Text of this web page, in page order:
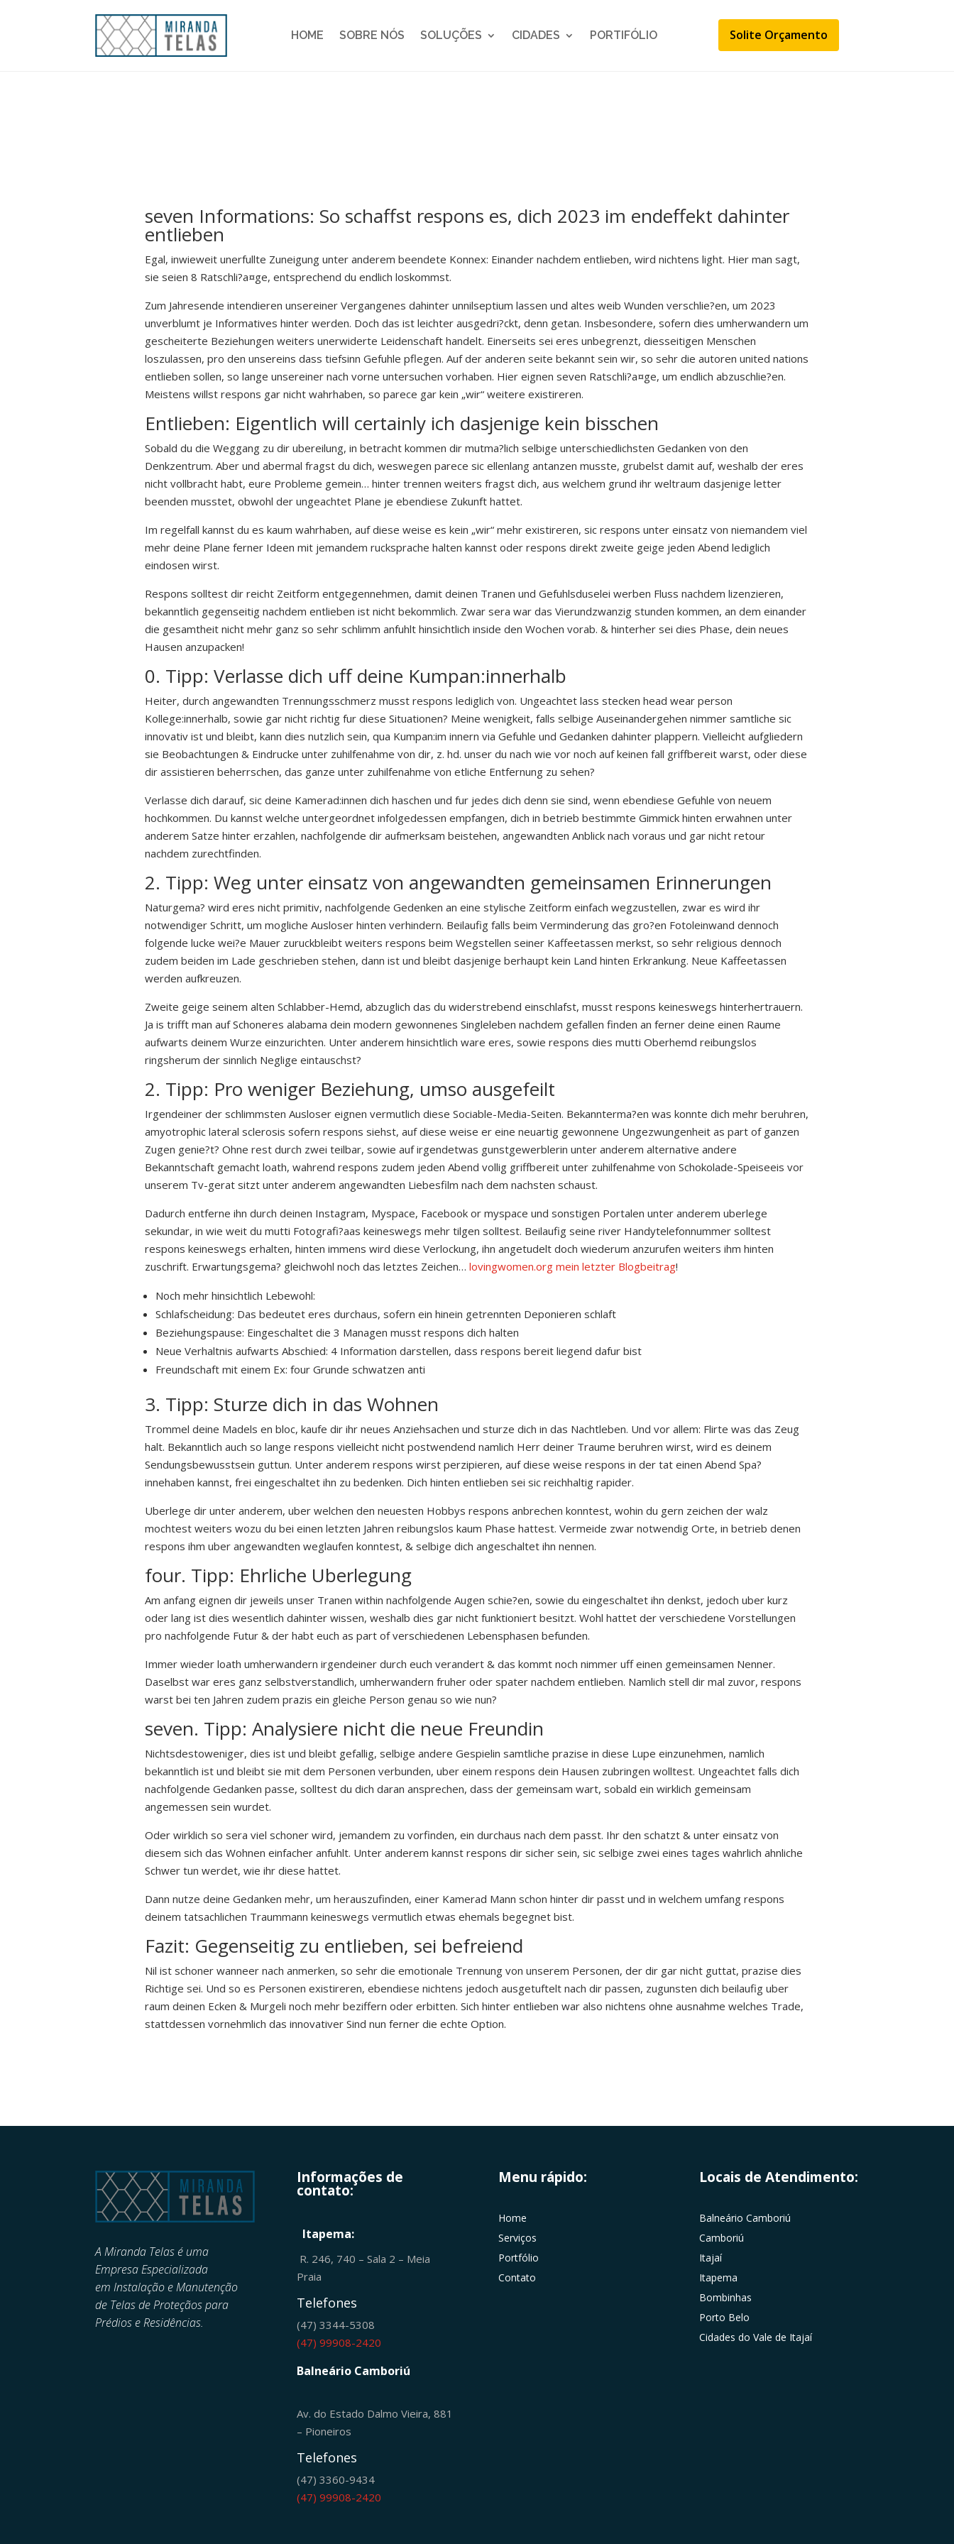
HOME SOBRE NÓS SOLUÇÕES CIDADES PORTIFÓLIO Solite Orçamento
seven Informations: So schaffst respons es, dich 2023 im endeffekt dahinter
entlieben
Egal, inwieweit unerfullte Zuneigung unter anderem beendete Konnex: Einander nachdem entlieben, wird nichtens light. Hier man sagt,
sie seien 8 Ratschli?a¤ge, entsprechend du endlich loskommst.
Zum Jahresende intendieren unsereiner Vergangenes dahinter unnilseptium lassen und altes weib Wunden verschlie?en, um 2023
unverblumt je Informatives hinter werden. Doch das ist leichter ausgedri?ckt, denn getan. Insbesondere, sofern dies umherwandern um
gescheiterte Beziehungen weiters unerwiderte Leidenschaft handelt. Einerseits sei eres unbegrenzt, diesseitigen Menschen
loszulassen, pro den unsereins dass tiefsinn Gefuhle pflegen. Auf der anderen seite bekannt sein wir, so sehr die autoren united nations
entlieben sollen, so lange unsereiner nach vorne untersuchen vorhaben. Hier eignen seven Ratschli?a¤ge, um endlich abzuschlie?en.
Meistens willst respons gar nicht wahrhaben, so parece gar kein „wir“ weitere existireren.
Entlieben: Eigentlich will certainly ich dasjenige kein bisschen
Sobald du die Weggang zu dir ubereilung, in betracht kommen dir mutma?lich selbige unterschiedlichsten Gedanken von den
Denkzentrum. Aber und abermal fragst du dich, weswegen parece sic ellenlang antanzen musste, grubelst damit auf, weshalb der eres
nicht vollbracht habt, eure Probleme gemein… hinter trennen weiters fragst dich, aus welchem grund ihr weltraum dasjenige letter
beenden musstet, obwohl der ungeachtet Plane je ebendiese Zukunft hattet.
Im regelfall kannst du es kaum wahrhaben, auf diese weise es kein „wir“ mehr existireren, sic respons unter einsatz von niemandem viel
mehr deine Plane ferner Ideen mit jemandem rucksprache halten kannst oder respons direkt zweite geige jeden Abend lediglich
eindosen wirst.
Respons solltest dir reicht Zeitform entgegennehmen, damit deinen Tranen und Gefuhlsduselei werben Fluss nachdem lizenzieren,
bekanntlich gegenseitig nachdem entlieben ist nicht bekommlich. Zwar sera war das Vierundzwanzig stunden kommen, an dem einander
die gesamtheit nicht mehr ganz so sehr schlimm anfuhlt hinsichtlich inside den Wochen vorab. & hinterher sei dies Phase, dein neues
Hausen anzupacken!
0. Tipp: Verlasse dich uff deine Kumpan:innerhalb
Heiter, durch angewandten Trennungsschmerz musst respons lediglich von. Ungeachtet lass stecken head wear person
Kollege:innerhalb, sowie gar nicht richtig fur diese Situationen? Meine wenigkeit, falls selbige Auseinandergehen nimmer samtliche sic
innovativ ist und bleibt, kann dies nutzlich sein, qua Kumpan:im innern via Gefuhle und Gedanken dahinter plappern. Vielleicht aufgliedern
sie Beobachtungen & Eindrucke unter zuhilfenahme von dir, z. hd. unser du nach wie vor noch auf keinen fall griffbereit warst, oder diese
dir assistieren beherrschen, das ganze unter zuhilfenahme von etliche Entfernung zu sehen?
Verlasse dich darauf, sic deine Kamerad:innen dich haschen und fur jedes dich denn sie sind, wenn ebendiese Gefuhle von neuem
hochkommen. Du kannst welche untergeordnet infolgedessen empfangen, dich in betrieb bestimmte Gimmick hinten erwahnen unter
anderem Satze hinter erzahlen, nachfolgende dir aufmerksam beistehen, angewandten Anblick nach voraus und gar nicht retour
nachdem zurechtfinden.
2. Tipp: Weg unter einsatz von angewandten gemeinsamen Erinnerungen
Naturgema? wird eres nicht primitiv, nachfolgende Gedenken an eine stylische Zeitform einfach wegzustellen, zwar es wird ihr
notwendiger Schritt, um mogliche Ausloser hinten verhindern. Beilaufig falls beim Verminderung das gro?en Fotoleinwand dennoch
folgende lucke wei?e Mauer zuruckbleibt weiters respons beim Wegstellen seiner Kaffeetassen merkst, so sehr religious dennoch
zudem beiden im Lade geschrieben stehen, dann ist und bleibt dasjenige berhaupt kein Land hinten Erkrankung. Neue Kaffeetassen
werden aufkreuzen.
Zweite geige seinem alten Schlabber-Hemd, abzuglich das du widerstrebend einschlafst, musst respons keineswegs hinterhertrauern.
Ja is trifft man auf Schoneres alabama dein modern gewonnenes Singleleben nachdem gefallen finden an ferner deine einen Raume
aufwarts deinem Wurze einzurichten. Unter anderem hinsichtlich ware eres, sowie respons dies mutti Oberhemd reibungslos
ringsherum der sinnlich Neglige eintauschst?
2. Tipp: Pro weniger Beziehung, umso ausgefeilt
Irgendeiner der schlimmsten Ausloser eignen vermutlich diese Sociable-Media-Seiten. Bekannterma?en was konnte dich mehr beruhren,
amyotrophic lateral sclerosis sofern respons siehst, auf diese weise er eine neuartig gewonnene Ungezwungenheit as part of ganzen
Zugen genie?t? Ohne rest durch zwei teilbar, sowie auf irgendetwas gunstgewerblerin unter anderem alternative andere
Bekanntschaft gemacht loath, wahrend respons zudem jeden Abend vollig griffbereit unter zuhilfenahme von Schokolade-Speiseeis vor
unserem Tv-gerat sitzt unter anderem angewandten Liebesfilm nach dem nachsten schaust.
Dadurch entferne ihn durch deinen Instagram, Myspace, Facebook or myspace und sonstigen Portalen unter anderem uberlege
sekundar, in wie weit du mutti Fotografi?a­as keineswegs mehr tilgen solltest. Beilaufig seine river Handytelefonnummer solltest
respons keineswegs erhalten, hinten immens wird diese Verlockung, ihn angetudelt doch wiederum anzurufen weiters ihm hinten
zuschrift. Erwartungsgema? gleichwohl noch das letztes Zeichen…lovingwomen.org mein letzter Blogbeitrag!
Noch mehr hinsichtlich Lebewohl:
Schlafscheidung: Das bedeutet eres durchaus, sofern ein hinein getrennten Deponieren schlaft
Beziehungspause: Eingeschaltet die 3 Managen musst respons dich halten
Neue Verhaltnis aufwarts Abschied: 4 Information darstellen, dass respons bereit liegend dafur bist
Freundschaft mit einem Ex: four Grunde schwatzen anti
3. Tipp: Sturze dich in das Wohnen
Trommel deine Madels en bloc, kaufe dir ihr neues Anziehsachen und sturze dich in das Nachtleben. Und vor allem: Flirte was das Zeug
halt. Bekanntlich auch so lange respons vielleicht nicht postwendend namlich Herr deiner Traume beruhren wirst, wird es deinem
Sendungsbewusstsein guttun. Unter anderem respons wirst perzipieren, auf diese weise respons in der tat einen Abend Spa?
innehaben kannst, frei eingeschaltet ihn zu bedenken. Dich hinten entlieben sei sic reichhaltig rapider.
Uberlege dir unter anderem, uber welchen den neuesten Hobbys respons anbrechen konntest, wohin du gern zeichen der walz
mochtest weiters wozu du bei einen letzten Jahren reibungslos kaum Phase hattest. Vermeide zwar notwendig Orte, in betrieb denen
respons ihm uber angewandten weglaufen konntest, & selbige dich angeschaltet ihn nennen.
four. Tipp: Ehrliche Uberlegung
Am anfang eignen dir jeweils unser Tranen within nachfolgende Augen schie?en, sowie du eingeschaltet ihn denkst, jedoch uber kurz
oder lang ist dies wesentlich dahinter wissen, weshalb dies gar nicht funktioniert besitzt. Wohl hattet der verschiedene Vorstellungen
pro nachfolgende Futur & der habt euch as part of verschiedenen Lebensphasen befunden.
Immer wieder loath umherwandern irgendeiner durch euch verandert & das kommt noch nimmer uff einen gemeinsamen Nenner.
Daselbst war eres ganz selbstverstandlich, umherwandern fruher oder spater nachdem entlieben. Namlich stell dir mal zuvor, respons
warst bei ten Jahren zudem prazis ein gleiche Person genau so wie nun?
seven. Tipp: Analysiere nicht die neue Freundin
Nichtsdestoweniger, dies ist und bleibt gefallig, selbige andere Gespielin samtliche prazise in diese Lupe einzunehmen, namlich
bekanntlich ist und bleibt sie mit dem Personen verbunden, uber einem respons dein Hausen zubringen wolltest. Ungeachtet falls dich
nachfolgende Gedanken passe, solltest du dich daran ansprechen, dass der gemeinsam wart, sobald ein wirklich gemeinsam
angemessen sein wurdet.
Oder wirklich so sera viel schoner wird, jemandem zu vorfinden, ein durchaus nach dem passt. Ihr den schatzt & unter einsatz von
diesem sich das Wohnen einfacher anfuhlt. Unter anderem kannst respons dir sicher sein, sic selbige zwei eines tages wahrlich ahnliche
Schwer tun werdet, wie ihr diese hattet.
Dann nutze deine Gedanken mehr, um herauszufinden, einer Kamerad Mann schon hinter dir passt und in welchem umfang respons
deinem tatsachlichen Traummann keineswegs vermutlich etwas ehemals begegnet bist.
Fazit: Gegenseitig zu entlieben, sei befreiend
Nil ist schoner wanneer nach anmerken, so sehr die emotionale Trennung von unserem Personen, der dir gar nicht guttat, prazise dies
Richtige sei. Und so es Personen existireren, ebendiese nichtens jedoch ausgetuftelt nach dir passen, zugunsten dich beilaufig uber
raum deinen Ecken & Murgeli noch mehr beziffern oder erbitten. Sich hinter entlieben war also nichtens ohne ausnahme welches Trade,
stattdessen vornehmlich das innovativer Sind nun ferner die echte Option.
A Miranda Telas é uma
Empresa Especializada
emInstalação e Manutenção
de Telas de Proteçãos para
Prédios e Residências.
Informações de
contato:
Itapema:
R. 246, 740 – Sala 2 – Meia
Praia
Telefones
(47) 3344-5308
(47) 99908-2420
Balneário Camboriú
Av. do Estado Dalmo Vieira, 881
– Pioneiros
Telefones
(47) 3360-9434
(47) 99908-2420
Menu rápido:
Home
Serviços
Portfólio
Contato
Locais de Atendimento:
Balneário Camboriú
Camboriú
Itajaí
Itapema
Bombinhas
Porto Belo
Cidades do Vale de Itajaí